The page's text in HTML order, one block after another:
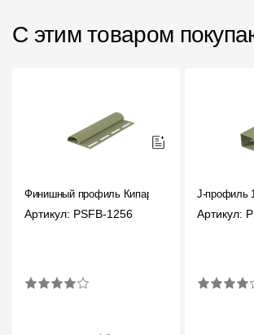
С этим товаром
Финишный профиль Кипарис
Артикул: PSFB-1256
J-профиль
Артикул: